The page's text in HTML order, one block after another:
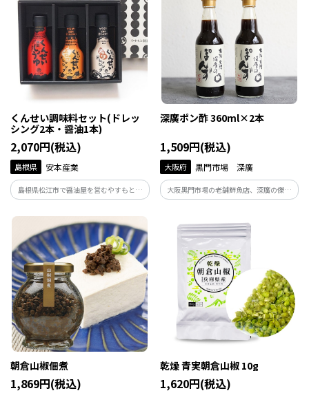
くんせい調味料セット(ドレッ
シング2本・醤油1本)
2,070円(税込)
島根県 安本産業
島根県松江市で醤油屋を営むやすもと醤
油による調味料セット。調味料選手権
2021総合1位に輝いた、やすもと醤油に
しか出せない独自製法で作られた「クン
ドレ」は、燻製好きな方にハマること間
違いなし！
深廣ポン酢 360ml×2本
1,509円(税込)
大阪府 黒門市場 深廣
大阪黒門市場の老舗鮮魚店、深廣の傑作
商品が復刻版として登場。ふぐにぴった
スーパーで年間30万本を売上げ、数ある
ポン酢の中でも美味しいとポン酢にこだ
わる方々にも好評。
朝倉山椒佃煮
1,869円(税込)
乾燥 青実朝倉山椒 10g
1,620円(税込)